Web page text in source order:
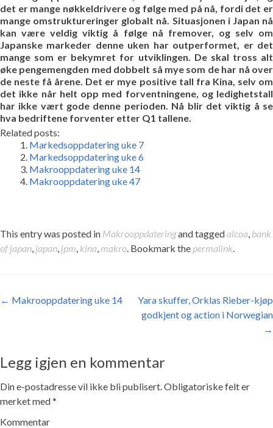
det er mange nøkkeldrivere og følge med på nå, fordi det er
mange omstruktureringer globalt nå. Situasjonen i Japan nå
kan være veldig viktig å følge nå fremover, og selv om
Japanske markeder denne uken har outperformet, er det
mange som er bekymret for utviklingen. De skal tross alt
øke pengemengden med dobbelt så mye som de har nå over
de neste få årene. Det er mye positive tall fra Kina, selv om
det ikke når helt opp med forventningene, og ledighetstall
har ikke vært gode denne perioden. Nå blir det viktig å se
hva bedriftene forventer etter Q1 tallene.
Related posts:
Markedsoppdatering uke 7
Markedsoppdatering uke 6
Makrooppdatering uke 14
Makrooppdatering uke 47
This entry was posted in Makrooppdateringand taggedalcoa, bank
of japan, japan, jpm, kina, makro. Bookmark the permalink.
Post navigation
← Makrooppdatering uke 14
Yara skuffer, Orklas Rieber-kjøp
godkjent og action i Norwegian
→
Legg igjen en kommentar
Din e-postadresse vil ikke bli publisert.Obligatoriske felt er
merket med*
Kommentar